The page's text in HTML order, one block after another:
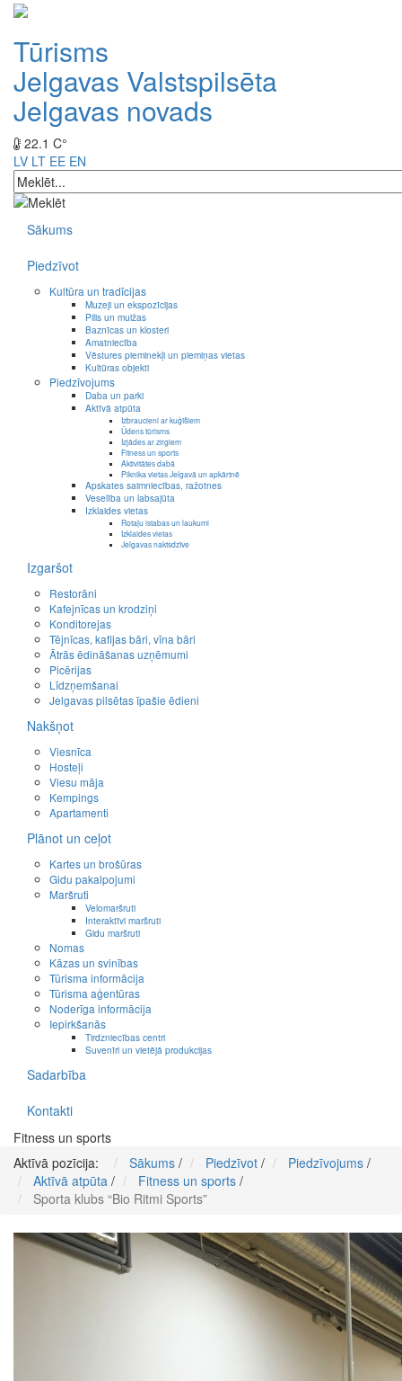
Tūrisms
Jelgavas Valstspilsēta
Jelgavas novads
22.1 C°
LV LT EE EN
Sākums
Piedzīvot
Kultūra un tradīcijas
Muzeji un ekspozīcijas
Pilis un muižas
Baznīcas un klosteri
Amatniecība
Vēstures pieminekļi un piemiņas vietas
Kultūras objekti
Piedzīvojums
Daba un parki
Aktīvā atpūta
Izbraucieni ar kuģīšiem
Ūdens tūrisms
Izjādes ar zirgiem
Fitness un sports
Aktivitātes dabā
Piknika vietas Jelgavā un apkārtnē
Apskates saimniecības, ražotnes
Veselība un labsajūta
Izklaides vietas
Rotaļu istabas un laukumi
Izklaides vietas
Jelgavas naktsdzīve
Izgaršot
Restorāni
Kafejnīcas un krodziņi
Konditorejas
Tējnīcas, kafijas bāri, vīna bāri
Ātrās ēdināšanas uzņēmumi
Picērijas
Līdzņemšanai
Jelgavas pilsētas īpašie ēdieni
Nakšņot
Viesnīca
Hosteļi
Viesu māja
Kempings
Apartamenti
Plānot un ceļot
Kartes un brošūras
Gidu pakalpojumi
Maršruti
Velomaršruti
Interaktīvi maršruti
Gidu maršruti
Nomas
Kāzas un svinības
Tūrisma informācija
Tūrisma aģentūras
Noderīga informācija
Iepirkšanās
Tirdzniecības centri
Suvenīri un vietējā produkcijas
Sadarbība
Kontakti
Fitness un sports
Aktīvā pozīcija:
Sākums / Piedzīvot / Piedzīvojums /
Aktīvā atpūta / Fitness un sports /
Sporta klubs “Bio Ritmi Sports”